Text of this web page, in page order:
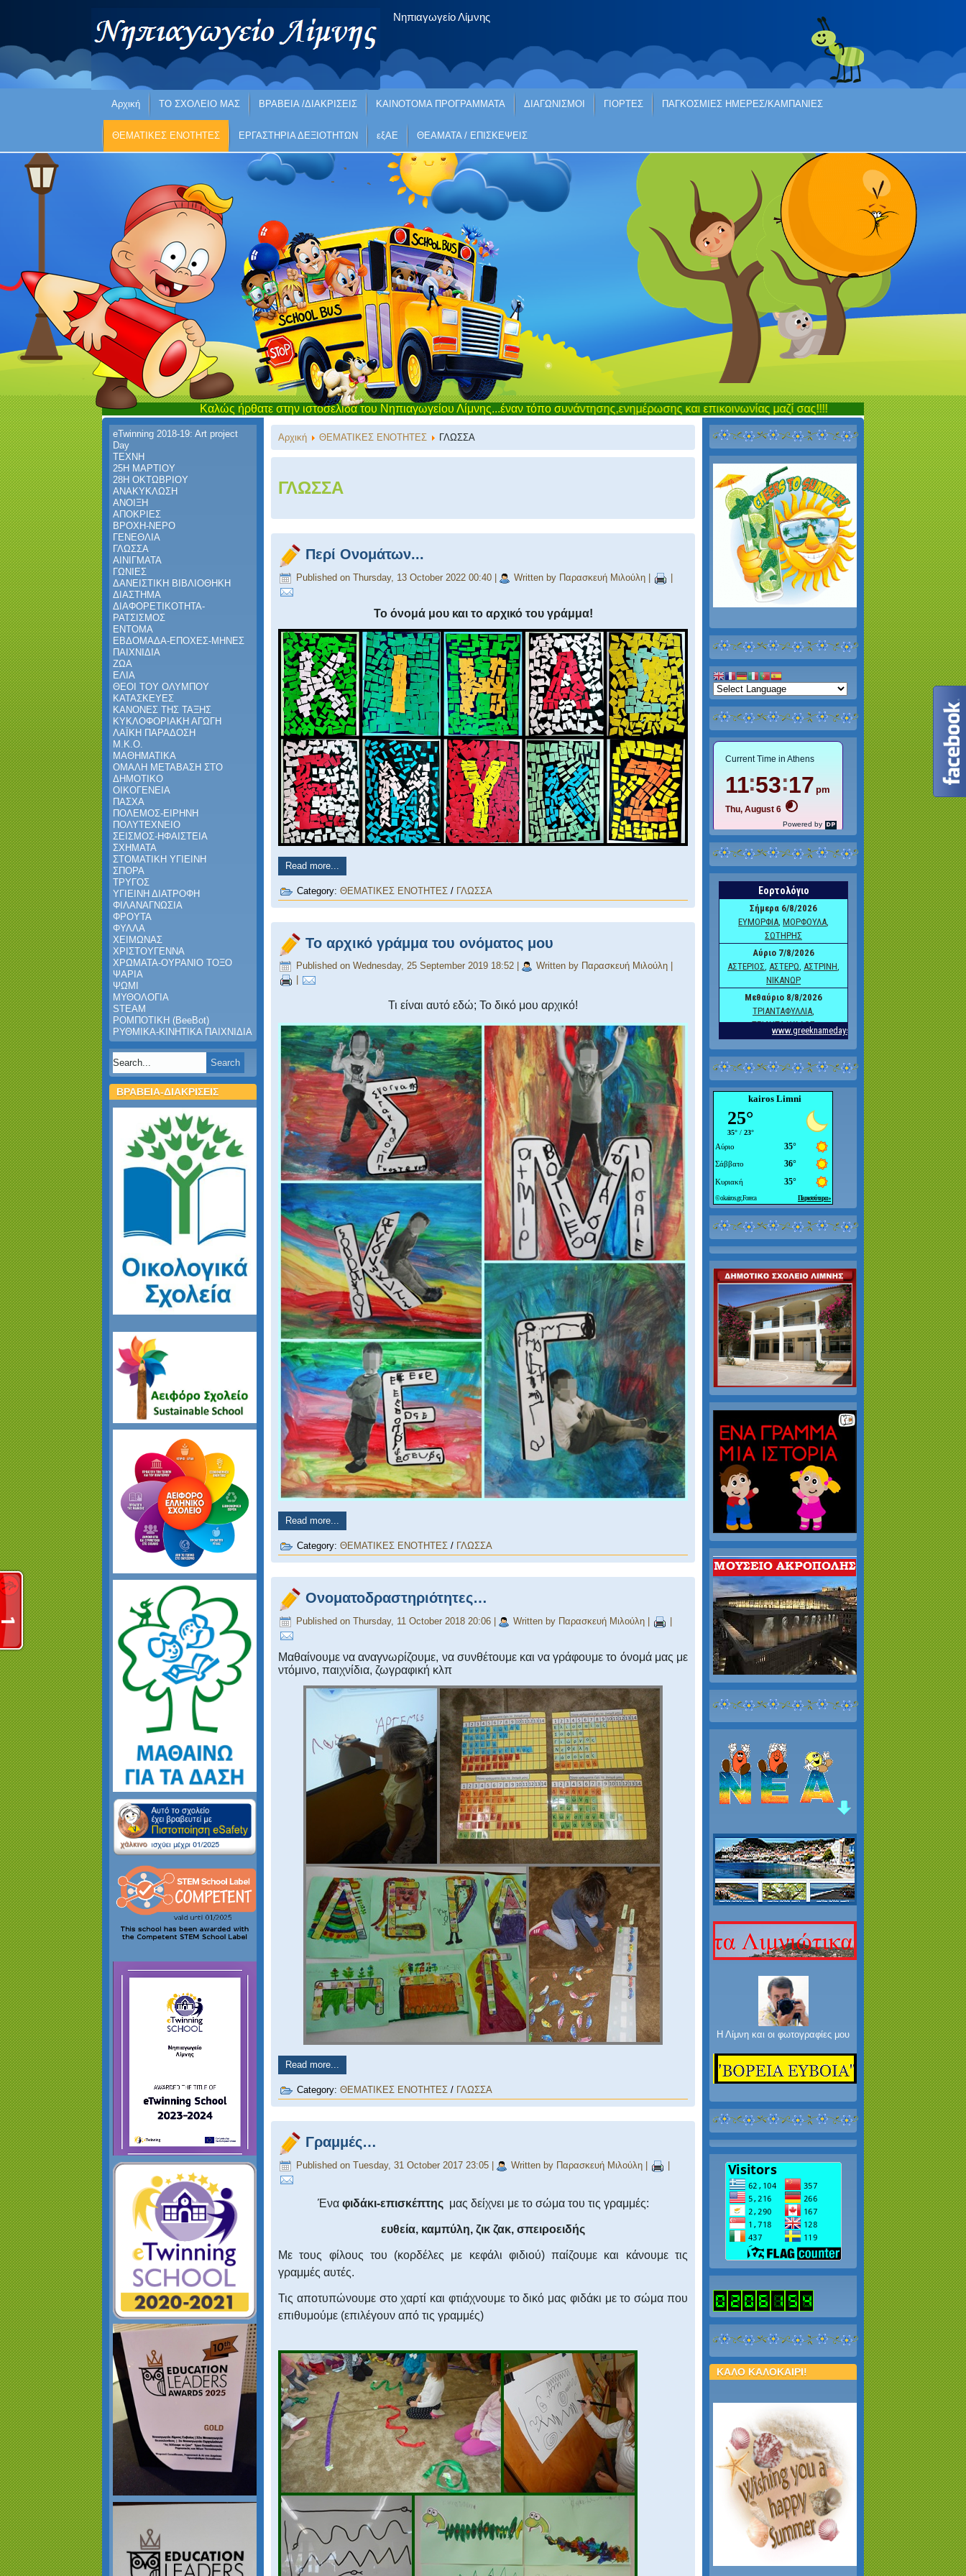
Νηπιαγωγείο Λίμνης
Αρχική ΤΟ ΣΧΟΛΕΙΟ ΜΑΣ ΒΡΑΒΕΙΑ /ΔΙΑΚΡΙΣΕΙΣ ΚΑΙΝΟΤΟΜΑ ΠΡΟΓΡΑΜΜΑΤΑ ΔΙΑΓΩΝΙΣΜΟΙ ΓΙΟΡΤΕΣ ΠΑΓΚΟΣΜΙΕΣ ΗΜΕΡΕΣ/ΚΑΜΠΑΝΙΕΣ
ΘΕΜΑΤΙΚΕΣ ΕΝΟΤΗΤΕΣ ΕΡΓΑΣΤΗΡΙΑ ΔΕΞΙΟΤΗΤΩΝ εξΑΕ ΘΕΑΜΑΤΑ / ΕΠΙΣΚΕΨΕΙΣ
Καλώς ήρθατε στην ιστοσελίδα του Νηπιαγωγείου Λίμνης...έναν τόπο συνάντησης,ενημέρωσης και επικοινωνίας μαζί σας!!!!
eTwinning 2018-19: Art project
Day
ΤΕΧΝΗ
25Η ΜΑΡΤΙΟΥ
28Η ΟΚΤΩΒΡΙΟΥ
ΑΝΑΚΥΚΛΩΣΗ
ΑΝΟΙΞΗ
ΑΠΟΚΡΙΕΣ
ΒΡΟΧΗ-ΝΕΡΟ
ΓΕΝΕΘΛΙΑ
ΓΛΩΣΣΑ
ΑΙΝΙΓΜΑΤΑ
ΓΩΝΙΕΣ
ΔΑΝΕΙΣΤΙΚΗ ΒΙΒΛΙΟΘΗΚΗ
ΔΙΑΣΤΗΜΑ
ΔΙΑΦΟΡΕΤΙΚΟΤΗΤΑ-
ΡΑΤΣΙΣΜΟΣ
ΕΝΤΟΜΑ
ΕΒΔΟΜΑΔΑ-ΕΠΟΧΕΣ-ΜΗΝΕΣ
ΠΑΙΧΝΙΔΙΑ
ΖΩΑ
ΕΛΙΑ
ΘΕΟΙ ΤΟΥ ΟΛΥΜΠΟΥ
ΚΑΤΑΣΚΕΥΕΣ
ΚΑΝΟΝΕΣ ΤΗΣ ΤΑΞΗΣ
ΚΥΚΛΟΦΟΡΙΑΚΗ ΑΓΩΓΗ
ΛΑΪΚΗ ΠΑΡΑΔΟΣΗ
Μ.Κ.Ο.
ΜΑΘΗΜΑΤΙΚΑ
ΟΜΑΛΗ ΜΕΤΑΒΑΣΗ ΣΤΟ
ΔΗΜΟΤΙΚΟ
ΟΙΚΟΓΕΝΕΙΑ
ΠΑΣΧΑ
ΠΟΛΕΜΟΣ-ΕΙΡΗΝΗ
ΠΟΛΥΤΕΧΝΕΙΟ
ΣΕΙΣΜΟΣ-ΗΦΑΙΣΤΕΙΑ
ΣΧΗΜΑΤΑ
ΣΤΟΜΑΤΙΚΗ ΥΓΙΕΙΝΗ
ΣΠΟΡΑ
ΤΡΥΓΟΣ
ΥΓΙΕΙΝΗ ΔΙΑΤΡΟΦΗ
ΦΙΛΑΝΑΓΝΩΣΙΑ
ΦΡΟΥΤΑ
ΦΥΛΛΑ
ΧΕΙΜΩΝΑΣ
ΧΡΙΣΤΟΥΓΕΝΝΑ
ΧΡΩΜΑΤΑ-ΟΥΡΑΝΙΟ ΤΟΞΟ
ΨΑΡΙΑ
ΨΩΜΙ
ΜΥΘΟΛΟΓΙΑ
STEAM
ΡΟΜΠΟΤΙΚΗ (BeeBot)
ΡΥΘΜΙΚΑ-ΚΙΝΗΤΙΚΑ ΠΑΙΧΝΙΔΙΑ
ΒΡΑΒΕΙΑ-ΔΙΑΚΡΙΣΕΙΣ
Αρχική ΘΕΜΑΤΙΚΕΣ ΕΝΟΤΗΤΕΣ ΓΛΩΣΣΑ
ΓΛΩΣΣΑ
Περί Ονομάτων...
Published on Thursday, 13 October 2022 00:40 Written by Παρασκευή Μιλούλη
Το όνομά μου και το αρχικό του γράμμα!
Read more...
Category: ΘΕΜΑΤΙΚΕΣ ΕΝΟΤΗΤΕΣ / ΓΛΩΣΣΑ
Το αρχικό γράμμα του ονόματος μου
Published on Wednesday, 25 September 2019 18:52 Written by Παρασκευή Μιλούλη
Τι είναι αυτό εδώ; Το δικό μου αρχικό!
Read more...
Category: ΘΕΜΑΤΙΚΕΣ ΕΝΟΤΗΤΕΣ / ΓΛΩΣΣΑ
Ονοματοδραστηριότητες…
Published on Thursday, 11 October 2018 20:06 Written by Παρασκευή Μιλούλη
Μαθαίνουμε να αναγνωρίζουμε, να συνθέτουμε και να γράφουμε το όνομά μας με
ντόμινο, παιχνίδια, ζωγραφική κλπ
Read more...
Category: ΘΕΜΑΤΙΚΕΣ ΕΝΟΤΗΤΕΣ / ΓΛΩΣΣΑ
Γραμμές…
Published on Tuesday, 31 October 2017 23:05 Written by Παρασκευή Μιλούλη
Ένα φιδάκι-επισκέπτηςμας δείχνει με το σώμα του τις γραμμές:
ευθεία, καμπύλη, ζικ ζακ, σπειροειδής
Με τους φίλους του (κορδέλες με κεφάλι φιδιού) παίζουμε και κάνουμε τις
γραμμές αυτές.
Τις αποτυπώνουμε στο χαρτί και φτιάχνουμε το δικό μας φιδάκι με το σώμα που
επιθυμούμε (επιλέγουν από τις γραμμές)
kairos Limni
Η Λίμνη και οι φωτογραφίες μου
ΚΑΛΟ ΚΑΛΟΚΑΙΡΙ!